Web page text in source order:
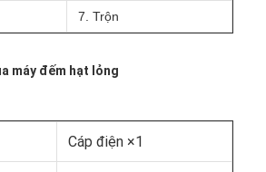
7. Trộn
máy đếm hạt lỏng
Cáp điện ×1